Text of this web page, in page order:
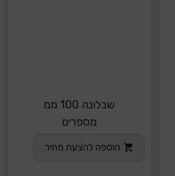
שבלונה 100 ממ
מספרים
הוספה להצעת מחיר